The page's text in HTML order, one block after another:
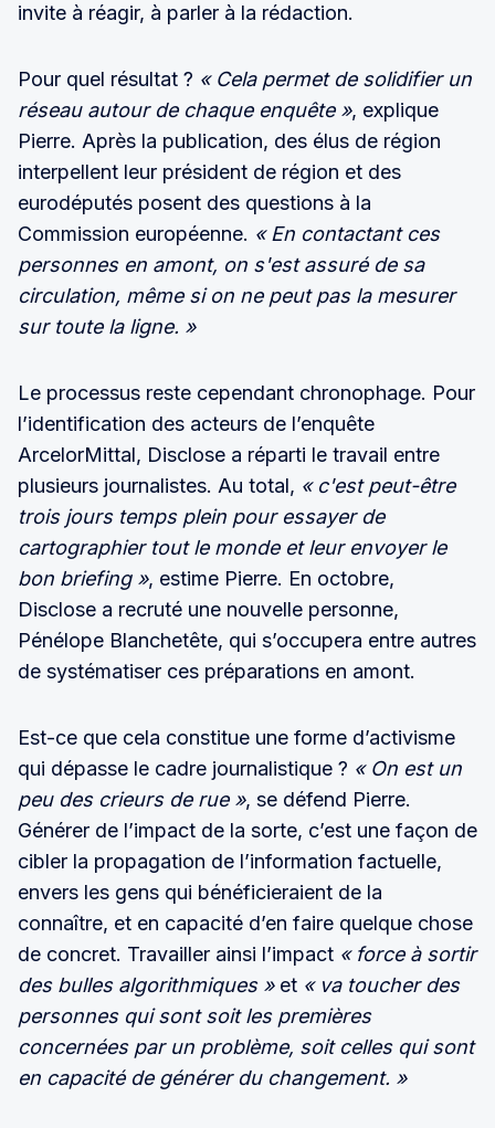
invite à réagir, à parler à la rédaction.
Pour quel résultat ? « Cela permet de solidifier un
réseau autour de chaque enquête », explique
Pierre. Après la publication, des élus de région
interpellent leur président de région et des
eurodéputés posent des questions à la
Commission européenne. « En contactant ces
personnes en amont, on s'est assuré de sa
circulation, même si on ne peut pas la mesurer
sur toute la ligne. »
Le processus reste cependant chronophage. Pour
l’identification des acteurs de l’enquête
ArcelorMittal, Disclose a réparti le travail entre
plusieurs journalistes. Au total, « c'est peut-être
trois jours temps plein pour essayer de
cartographier tout le monde et leur envoyer le
bon briefing », estime Pierre. En octobre,
Disclose a recruté une nouvelle personne,
Pénélope Blanchetête, qui s’occupera entre autres
de systématiser ces préparations en amont.
Est-ce que cela constitue une forme d’activisme
qui dépasse le cadre journalistique ? « On est un
peu des crieurs de rue », se défend Pierre.
Générer de l’impact de la sorte, c’est une façon de
cibler la propagation de l’information factuelle,
envers les gens qui bénéficieraient de la
connaître, et en capacité d’en faire quelque chose
de concret. Travailler ainsi l’impact « force à sortir
des bulles algorithmiques »et « va toucher des
personnes qui sont soit les premières
concernées par un problème, soit celles qui sont
en capacité de générer du changement. »